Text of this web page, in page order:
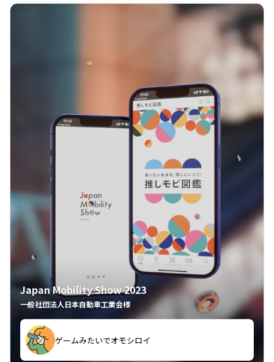
Japan Mobility Show 2023
一般社団法人日本自動車工業会様
ゲームみたいでオモシロイ
久々のモーターショーがアプリでもっと楽しめました